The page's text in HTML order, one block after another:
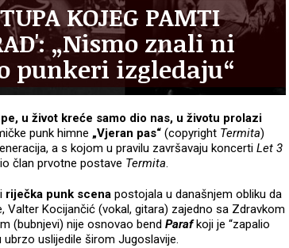
KOJEG PAMTI
„Nismo znali ni
punkeri izgledaju“
u život kreće samo dio nas, u životu prolazi
punk himne „Vjeran pas“ (copyright Termita)
a s kojom u pravilu završavaju koncerti Let 3
član prvotne postave Termita.
riječka punk scena postojala u današnjem obliku da
Valter Kocijančić (vokal, gitara) zajedno sa Zdravkom
(bubnjevi) nije osnovao bend Parafkoji je “zapalio
uslijedile širom Jugoslavije.